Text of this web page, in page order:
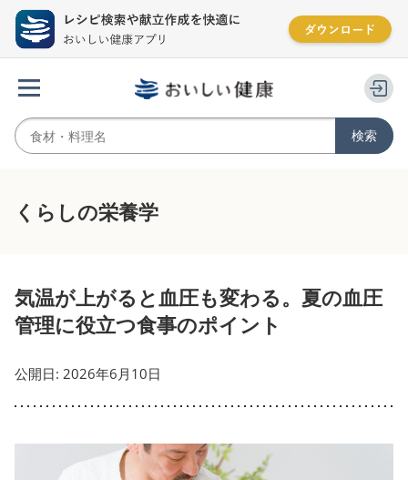
くらしの栄養学
気温が上がると血圧も変わる。夏の血圧
管理に役立つ食事のポイント
公開日: 2026年6月10日